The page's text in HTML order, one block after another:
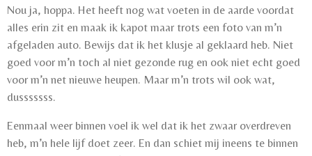
Nou ja, hoppa. Het heeft nog wat voeten in de aarde voordat
alles erin zit en maak ik kapot maar trots een foto van m’n
afgeladen auto. Bewijs dat ik het klusje al geklaard heb. Niet
goed voor m’n toch al niet gezonde rug en ook niet echt goed
voor m’n net nieuwe heupen. Maar m’n trots wil ook wat,
dusssssss.
Eenmaal weer binnen voel ik wel dat ik het zwaar overdreven
heb, m’n hele lijf doet zeer. En dan schiet mij ineens te binnen